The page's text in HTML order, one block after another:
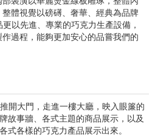
體視覺以磅礡、奢華、經典為品牌
以先進、專業的巧克力生產設備，
過程，能夠更加安心的品嘗我們的
開大門，走進一樓大廳，映入眼簾的
故事牆、各式主題的商品展示，以及
式各樣的巧克力產品展示出來。